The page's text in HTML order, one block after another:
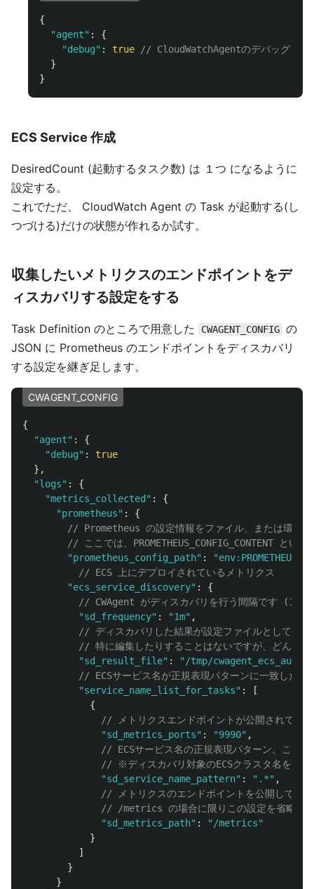
{
"agent" :
{
"debug" : true
// CloudWatchAgentのデバッグレベ
}
}
ECS Service 作成
DesiredCount (起動するタスク数) は １つ になるように
設定する。
これでただ、 CloudWatch Agent の Task が起動する(し
つづける)だけの状態が作れるか試す。
収集したいメトリクスのエンドポイントをデ
ィスカバリする設定をする
Task Definition のところで用意した CWAGENT_CONFIG の
JSON に Prometheus のエンドポイントをディスカバリ
する設定を継ぎ足します。
CWAGENT_CONFIG
{
"agent" :
{
"debug" :
true
},
"logs" :
{
"metrics_collected " :
{
"prometheus" :
{
// Prometheus の設定情報をファイル、または環境変
// ここでは、PROMETHEUS_CONFIG_CONTENT とい
"prometheus_config_path" : "
// ECS 上にデプロイされているメトリクス
"ecs_service_discovery" :
{
// CWAgent がディスカバリを行う間隔です (1m
"sd_frequency" : "1m" ,
// ディスカバリした結果が設定ファイルとしてこの
// 特に編集したりすることはないですが、どんなメ
"sd_result_file" : "/tmp/
// ECSサービス名が正規表現パターンに一致したも
"service_name_list_for_tasks" :
[
{
// メトリクスエンドポイントが公開されてい
"sd_metrics_ports" : "9990" ,
// ECSサービス名の正規表現パターン。この
// ※ディスカバリ対象のECSクラスタ名を
"sd_service_name_pattern" : " .*" ,
// メトリクスのエンドポイントを公開してい
// /metrics の場合に限りこの設定を省略する
"sd_metrics_path" : "/metrics"
}
]
}
}